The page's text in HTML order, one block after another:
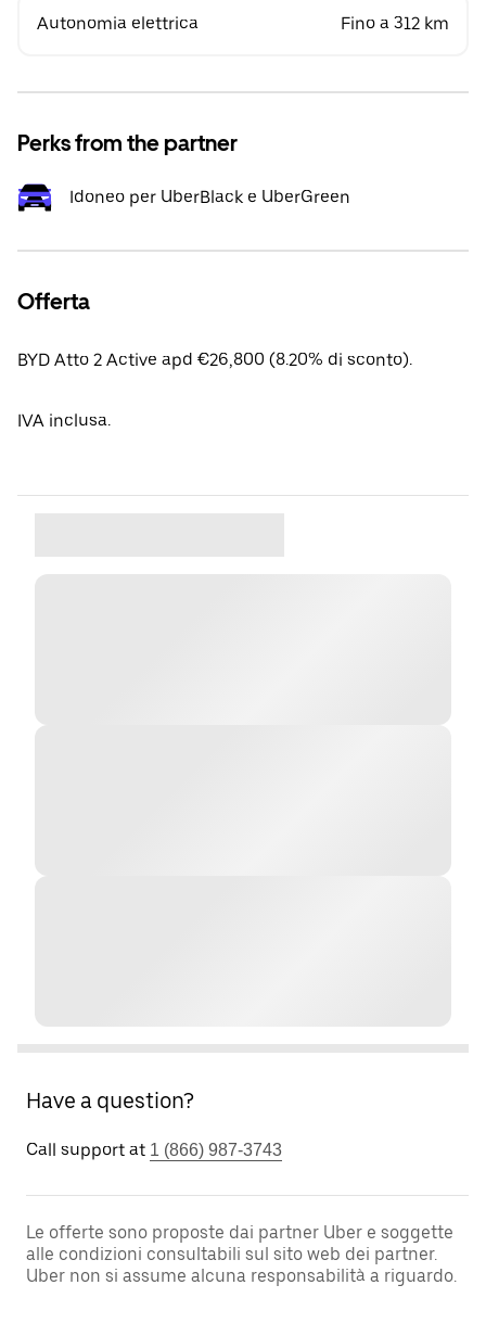
Autonomia elettrica Fino a 312 km
Perks from the partner
Idoneo per UberBlack e UberGreen
Offerta
BYD Atto 2 Active apd €26,800 (8.20% di sconto).
IVA inclusa.
Have a question?
Call support at 1 (866) 987-3743
Le offerte sono proposte dai partner Uber e soggette
alle condizioni consultabili sul sito web dei partner.
Uber non si assume alcuna responsabilità a riguardo.